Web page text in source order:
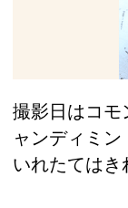
撮影日はコモ
ャンディミン
いれたてはき